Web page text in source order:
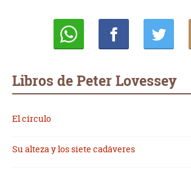
Libros de Peter Lovessey
El círculo
Su alteza y los siete cadáveres